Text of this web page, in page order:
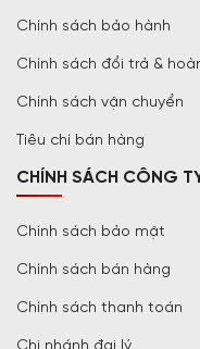
Chính sách bảo hành
Chính sách đổi trả &
Chính sách vận chuyển
Tiêu chí bán hàng
CHÍNH SÁCH CÔNG
Chính sách bảo mật
Chính sách bán hàng
Chính sách thanh toán